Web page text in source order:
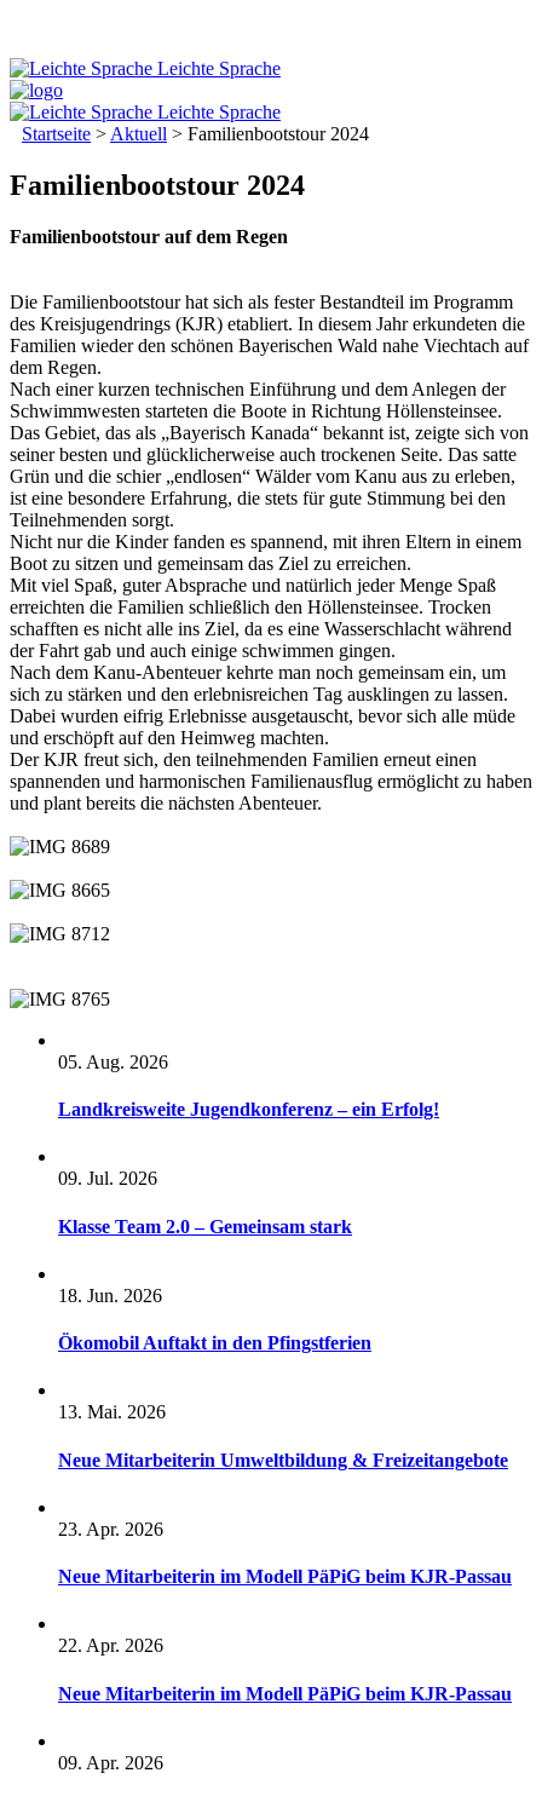
Leichte Sprache
Leichte Sprache
Startseite > Aktuell > Familienbootstour 2024
Familienbootstour 2024
Familienbootstour auf dem Regen
Die Familienbootstour hat sich als fester Bestandteil im Programm
des Kreisjugendrings (KJR) etabliert. In diesem Jahr erkundeten die
Familien wieder den schönen Bayerischen Wald nahe Viechtach auf
dem Regen.
Nach einer kurzen technischen Einführung und dem Anlegen der
Schwimmwesten starteten die Boote in Richtung Höllensteinsee.
Das Gebiet, das als „Bayerisch Kanada“ bekannt ist, zeigte sich von
seiner besten und glücklicherweise auch trockenen Seite. Das satte
Grün und die schier „endlosen“ Wälder vom Kanu aus zu erleben,
ist eine besondere Erfahrung, die stets für gute Stimmung bei den
Teilnehmenden sorgt.
Nicht nur die Kinder fanden es spannend, mit ihren Eltern in einem
Boot zu sitzen und gemeinsam das Ziel zu erreichen.
Mit viel Spaß, guter Absprache und natürlich jeder Menge Spaß
erreichten die Familien schließlich den Höllensteinsee. Trocken
schafften es nicht alle ins Ziel, da es eine Wasserschlacht während
der Fahrt gab und auch einige schwimmen gingen.
Nach dem Kanu-Abenteuer kehrte man noch gemeinsam ein, um
sich zu stärken und den erlebnisreichen Tag ausklingen zu lassen.
Dabei wurden eifrig Erlebnisse ausgetauscht, bevor sich alle müde
und erschöpft auf den Heimweg machten.
Der KJR freut sich, den teilnehmenden Familien erneut einen
spannenden und harmonischen Familienausflug ermöglicht zu haben
und plant bereits die nächsten Abenteuer.
05. Aug. 2026
Landkreisweite Jugendkonferenz – ein Erfolg!
09. Jul. 2026
Klasse Team 2.0 – Gemeinsam stark
18. Jun. 2026
Ökomobil Auftakt in den Pfingstferien
13. Mai. 2026
Neue Mitarbeiterin Umweltbildung & Freizeitangebote
23. Apr. 2026
Neue Mitarbeiterin im Modell PäPiG beim KJR-Passau
22. Apr. 2026
Neue Mitarbeiterin im Modell PäPiG beim KJR-Passau
09. Apr. 2026